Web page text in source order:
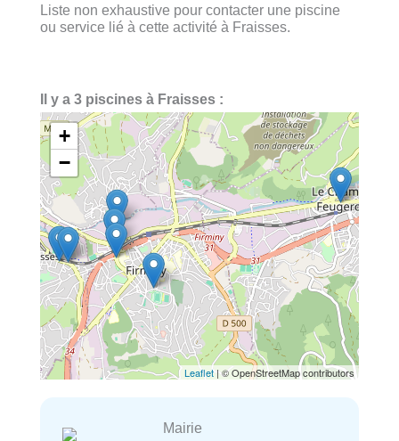
Liste non exhaustive pour contacter une piscine
ou service lié à cette activité à Fraisses.
Il y a 3 piscines à Fraisses :
+
−
Leaflet| © OpenStreetMap contributors
Mairie